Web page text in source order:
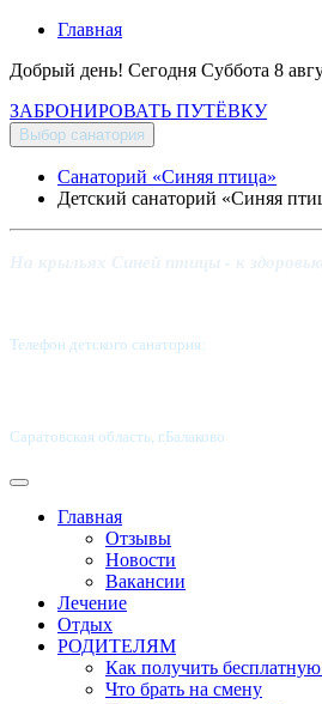
Главная
Добрый день! Сегодня Суббота 8
ЗАБРОНИРОВАТЬ ПУТЁВКУ
Выбор санатория
Санаторий «Синяя птица»
Детский санаторий «Синяя
Телефон детского санатория:
Саратовская область, г.Балаково
Главная
Отзывы
Новости
Вакансии
Лечение
Отдых
РОДИТЕЛЯМ
Как получить
Что брать на смену